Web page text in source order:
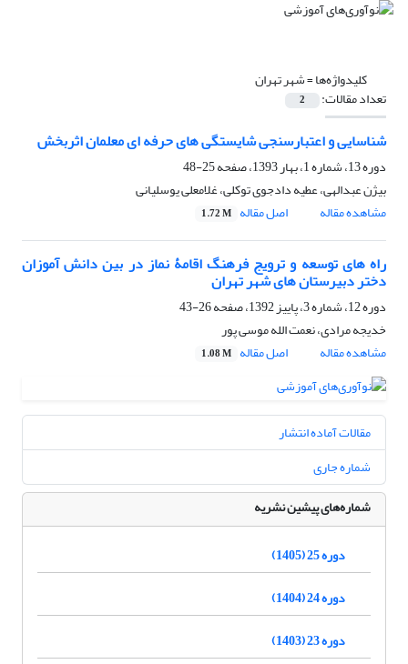
کلیدواژه‌ها =شهر تهران
تعداد مقالات: 2
شناسایی و اعتبارسنجی شایستگی های حرفه ای معلمان اثربخش
دوره 13، شماره 1، بهار 1393، صفحه
25-48
بیژن عبدالهی، عطیه دادجوی توکلی، غلامعلی یوسلیانی
مشاهده مقاله
اصل مقاله 1.72 M
راه های توسعه و ترویج فرهنگ اقامۀ نماز در بین دانش آموزان
دختر دبیرستان های شهر تهران
دوره 12، شماره 3، پاییز 1392، صفحه
26-43
خدیجه مرادی، نعمت الله موسی پور
مشاهده مقاله
اصل مقاله 1.08 M
مقالات آماده انتشار
شماره جاری
شماره‌های پیشین نشریه
دوره 25 (1405)
دوره 24 (1404)
دوره 23 (1403)